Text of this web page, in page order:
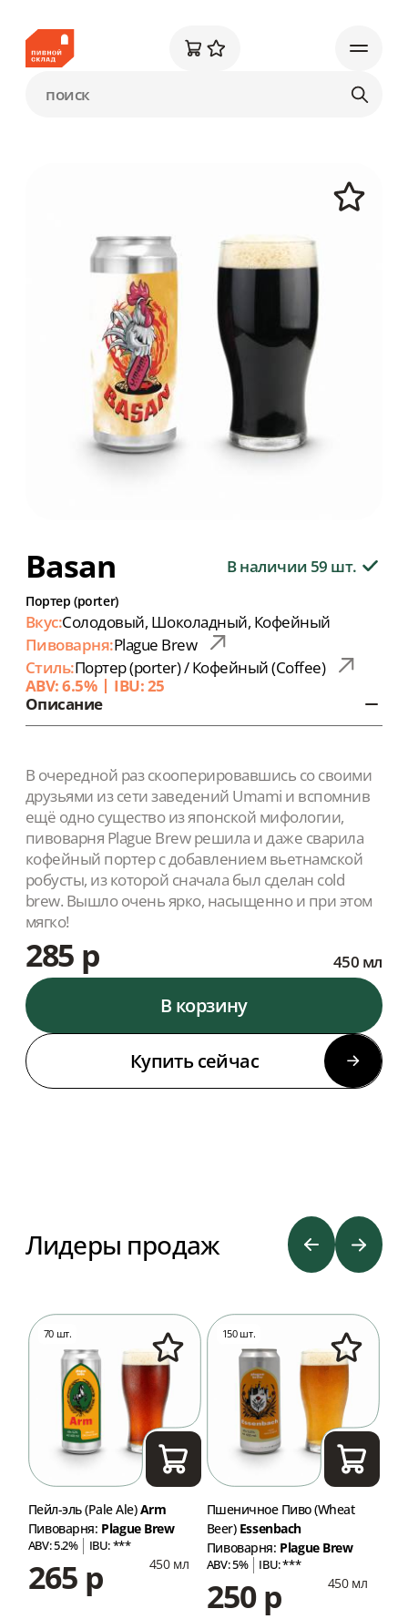
Basan В наличии 59 шт.
Портер (porter)
Вкус:Солодовый, Шоколадный, Кофейный
Пивоварня:Plague Brew
Стиль:Портер (porter) / Кофейный (Coffee)
ABV: 6.5%
IBU: 25
Описание
В очередной раз скооперировавшись со своими
друзьями из сети заведений Umami и вспомнив
ещё одно существо из японской мифологии,
пивоварня Plague Brew решила и даже сварила
кофейный портер с добавлением вьетнамской
робусты, из которой сначала был сделан cold
brew. Вышло очень ярко, насыщенно и при этом
мягко!
285 р 450 мл
В корзину
Купить сейчас
Лидеры продаж
70 шт.
Пейл-эль (Pale Ale)Arm
Пивоварня: Plague Brew
ABV: 5.2% IBU: ***
265 р 450 мл
150 шт.
Пшеничное Пиво (Wheat
Beer) Essenbach
Пивоварня: Plague Brew
ABV: 5% IBU: ***
250 р 450 мл